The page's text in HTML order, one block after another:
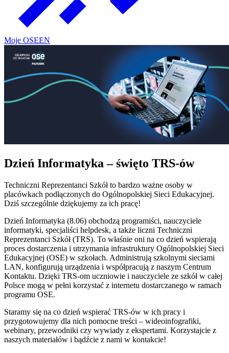
Moje OSEEN
Dzień Informatyka – święto TRS-ów
Techniczni Reprezentanci Szkół to bardzo ważne osoby w
placówkach podłączonych do Ogólnopolskiej Sieci Edukacyjnej.
Dziś szczególnie dziękujemy za ich pracę!
Dzień Informatyka (8.06) obchodzą programiści, nauczyciele
informatyki, specjaliści helpdesk, a także liczni Techniczni
Reprezentanci Szkół (TRS). To właśnie oni na co dzień wspierają
proces dostarczenia i utrzymania infrastruktury Ogólnopolskiej Sieci
Edukacyjnej (OSE) w szkołach. Administrują szkolnymi sieciami
LAN, konfigurują urządzenia i współpracują z naszym Centrum
Kontaktu. Dzięki TRS-om uczniowie i nauczyciele ze szkół w całej
Polsce mogą w pełni korzystać z internetu dostarczanego w ramach
programu OSE.
Staramy się na co dzień wspierać TRS-ów w ich pracy i
przygotowujemy dla nich pomocne treści – wideoinfografiki,
webinary, przewodniki czy wywiady z ekspertami. Korzystajcie z
naszych materiałów i bądźcie z nami w kontakcie!